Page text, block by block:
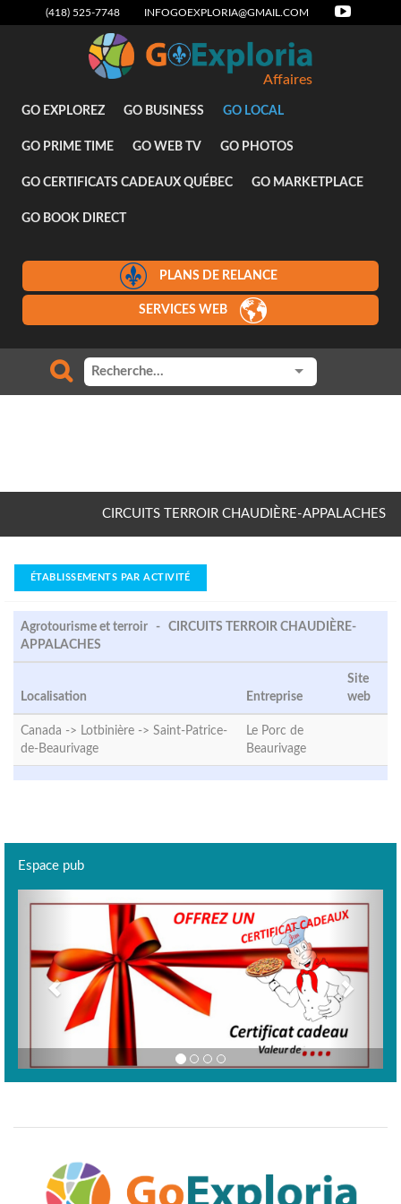
(418) 525-7748 INFOGOEXPLORIA@GMAIL.COM
Affaires
GO EXPLOREZ GO BUSINESS GO LOCAL
GO PRIME TIME GO WEB TV GO PHOTOS
GO CERTIFICATS CADEAUX QUÉBEC GO MARKETPLACE
GO BOOK DIRECT
PLANS DE RELANCE
SERVICES WEB
CIRCUITS TERROIR CHAUDIÈRE-APPALACHES
ÉTABLISSEMENTS PAR ACTIVITÉ
Agrotourisme et terroir - CIRCUITS TERROIR CHAUDIÈRE-
APPALACHES
Localisation Entreprise
Site
web
Canada -> Lotbinière -> Saint-Patrice-
de-Beaurivage
Le Porc de
Beaurivage
Espace pub